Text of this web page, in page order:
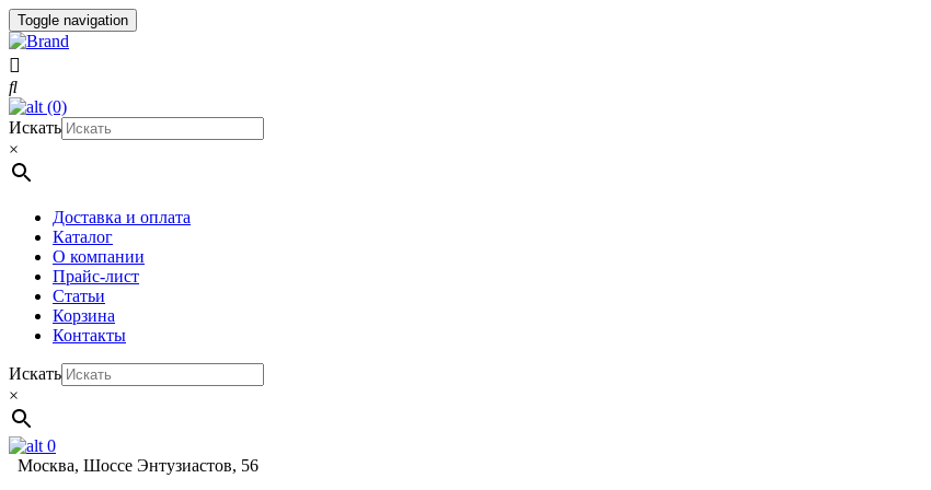
Toggle navigation
(0)
Искать
×
Доставка и оплата
Каталог
О компании
Прайс-лист
Статьи
Корзина
Контакты
Искать
×
0
Москва, Шоссе Энтузиастов, 56